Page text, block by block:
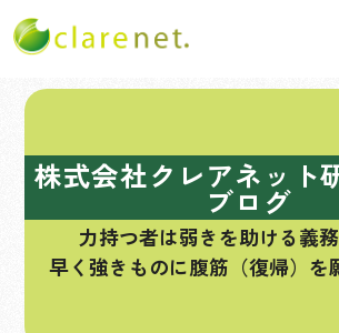
株式会社クレアネット
ブログ
力持つ者は弱きを助ける義務
早く強きものに腹筋（復帰）を